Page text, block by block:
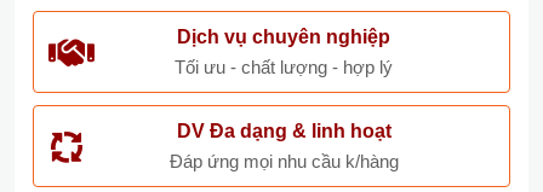
Dịch vụ chuyên nghiệp
Tối ưu - chất lượng - hợp lý
DV Đa dạng & linh hoạt
Đáp ứng mọi nhu cầu k/hàng